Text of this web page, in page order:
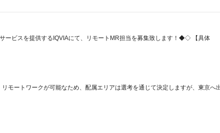
ビスを提供するIQVIAにて、リモートMR担当を募集致します！◆◇ 【具体
モートワークが可能なため、配属エリアは選考を通じて決定しますが、東京へ